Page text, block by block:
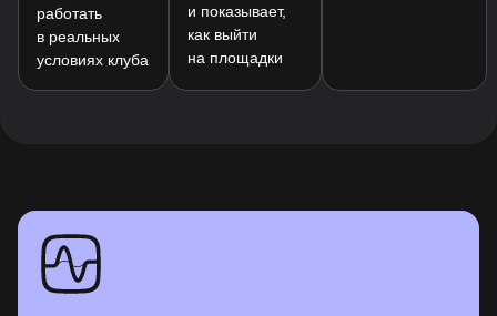
работать
в реальных
условиях клуба
и показывает,
как выйти
на площадки